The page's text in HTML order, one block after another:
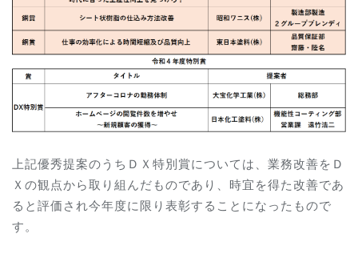
上記優秀提案のうちＤＸ特別賞については、業務改善をＤ
Ｘの観点から取り組んだものであり、時宜を得た改善であ
ると評価され今年度に限り表彰することになったもので
す。